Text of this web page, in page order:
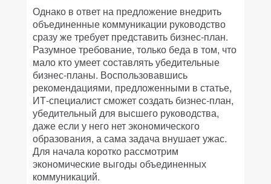
Однако в ответ на предложение внедрить
объединенные коммуникации руководство
сразу же требует представить бизнес-план.
Разумное требование, только беда в том, что
мало кто умеет составлять убедительные
бизнес-планы. Воспользовавшись
рекомендациями, предложенными в статье,
ИТ-специалист сможет создать бизнес-план,
убедительный для высшего руководства,
даже если у него нет экономического
образования, а сама задача внушает ужас.
Для начала коротко рассмотрим
экономические выгоды объединенных
коммуникаций.